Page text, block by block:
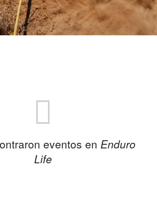
eventos en Enduro
Life